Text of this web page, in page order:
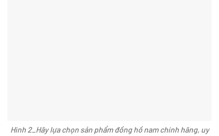
Hình 2_Hãy lựa chọn sản phẩm đồng hồ nam chính hãng, uy